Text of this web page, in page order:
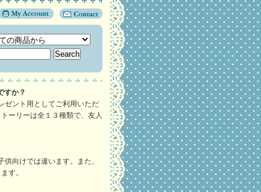
すか？
ゼント用としてご利用いただ
ーリーは全１３種類で、友人
向けでは違います。また、
す。